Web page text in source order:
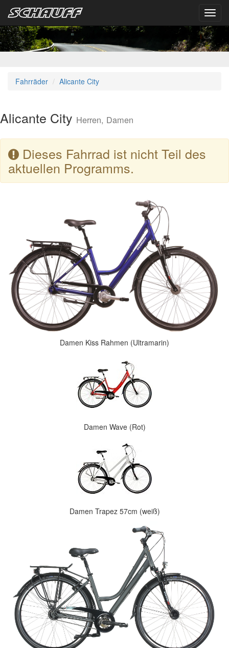
Fahrräder Alicante City
Alicante City Herren, Damen
Dieses Fahrrad ist nicht Teil des
aktuellen Programms.
Damen Kiss Rahmen (Ultramarin)
Damen Wave (Rot)
Damen Trapez 57cm (weiß)